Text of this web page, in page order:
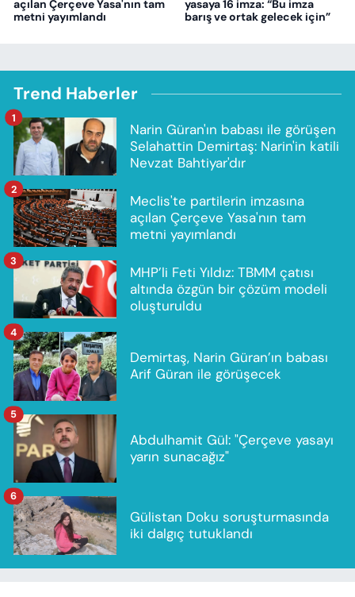
açılan Çerçeve Yasa'nın tam
metni yayımlandı
yasaya 16 imza: “Bu imza
barış ve ortak gelecek için”
Trend Haberler
Narin Güran'ın babası ile görüşen
Selahattin Demirtaş: Narin'in katili
Nevzat Bahtiyar'dır
1
Meclis'te partilerin imzasına
açılan Çerçeve Yasa'nın tam
metni yayımlandı
2
MHP’li Feti Yıldız: TBMM çatısı
altında özgün bir çözüm modeli
oluşturuldu
3
Demirtaş, Narin Güran’ın babası
Arif Güran ile görüşecek
4
Abdulhamit Gül: "Çerçeve yasayı
yarın sunacağız"
5
Gülistan Doku soruşturmasında
iki dalgıç tutuklandı
6